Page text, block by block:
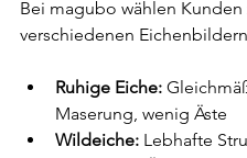
Bei magubo wählen Kunden
verschiedenen
Ruhige Eiche:
Maserung, wenig Äste
Wildeiche: Lebhafte